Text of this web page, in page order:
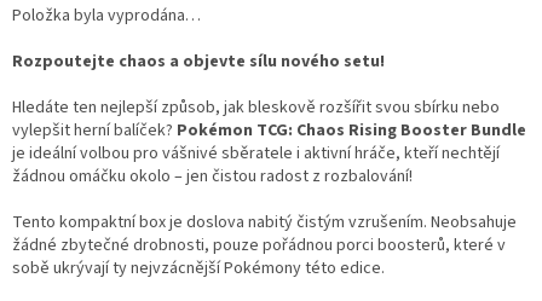
Položka byla vyprodána…
Rozpoutejte chaos a objevte sílu nového setu!
Hledáte ten nejlepší způsob, jak bleskově rozšířit svou sbírku nebo
vylepšit herní balíček? Pokémon TCG: Chaos Rising Booster Bundle
je ideální volbou pro vášnivé sběratele i aktivní hráče, kteří nechtějí
žádnou omáčku okolo – jen čistou radost z rozbalování!
Tento kompaktní box je doslova nabitý čistým vzrušením. Neobsahuje
žádné zbytečné drobnosti, pouze pořádnou porci boosterů, které v
sobě ukrývají ty nejvzácnější Pokémony této edice.